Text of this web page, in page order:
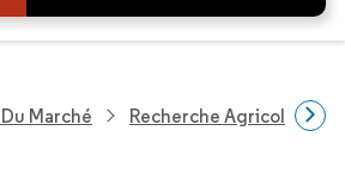
Marché Recherche Agricole